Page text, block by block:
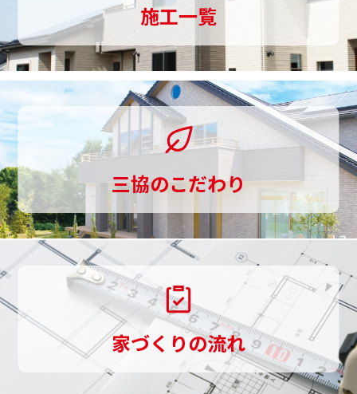
で
一
貫
し
て
お
手
し
施工一覧
三協のこだわり
家づくりの流れ